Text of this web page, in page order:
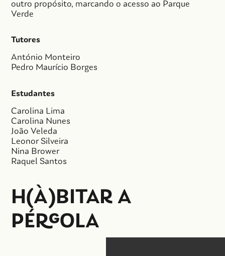
outro propósito, marcando o acesso ao Parque
Verde
Tutores
António Monteiro
Pedro Maurício Borges
Estudantes
Carolina Lima
Carolina Nunes
João Veleda
Leonor Silveira
Nina Brower
Raquel Santos
H(À)BITAR A
PÉRGOLA